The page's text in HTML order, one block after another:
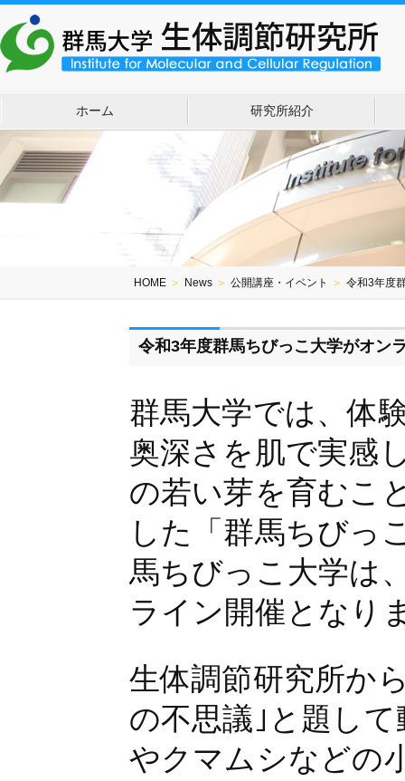
ホーム 研究所紹介
HOME ＞ News ＞ 公開講座・イベント ＞ 令和3年度
令和3年度群馬ちびっこ大学がオン
群馬大学では、体
奥深さを肌で実感
の若い芽を育むこ
した「群馬ちびっ
馬ちびっこ大学は
ライン開催となり
生体調節研究所か
の不思議｣と題し
やクマムシなどの